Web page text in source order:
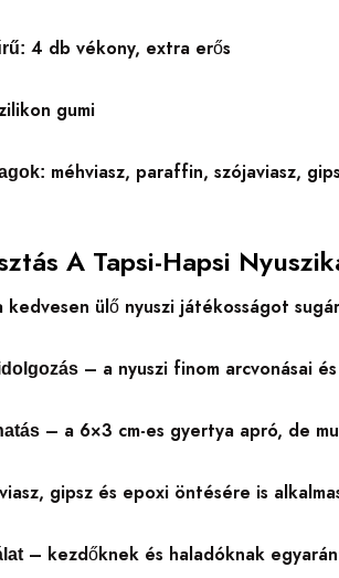
4 db vékony, extra erős
gumi
méhviasz, paraffin, szójaviasz,
A Tapsi-Hapsi
kedvesen ülő nyuszi játékosságot
– a nyuszi finom arcvonásai
– a 6×3 cm-es gyertya apró, de
gipsz és epoxi öntésére is
– kezdőknek és haladóknak